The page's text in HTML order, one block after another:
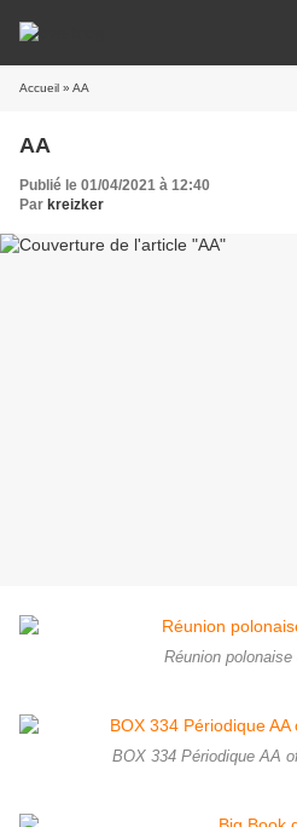
Accueil » AA
AA
Publié le 01/04/2021 à 12:40
Par kreizker
Réunion polonaise
BOX 334 Périodique AA